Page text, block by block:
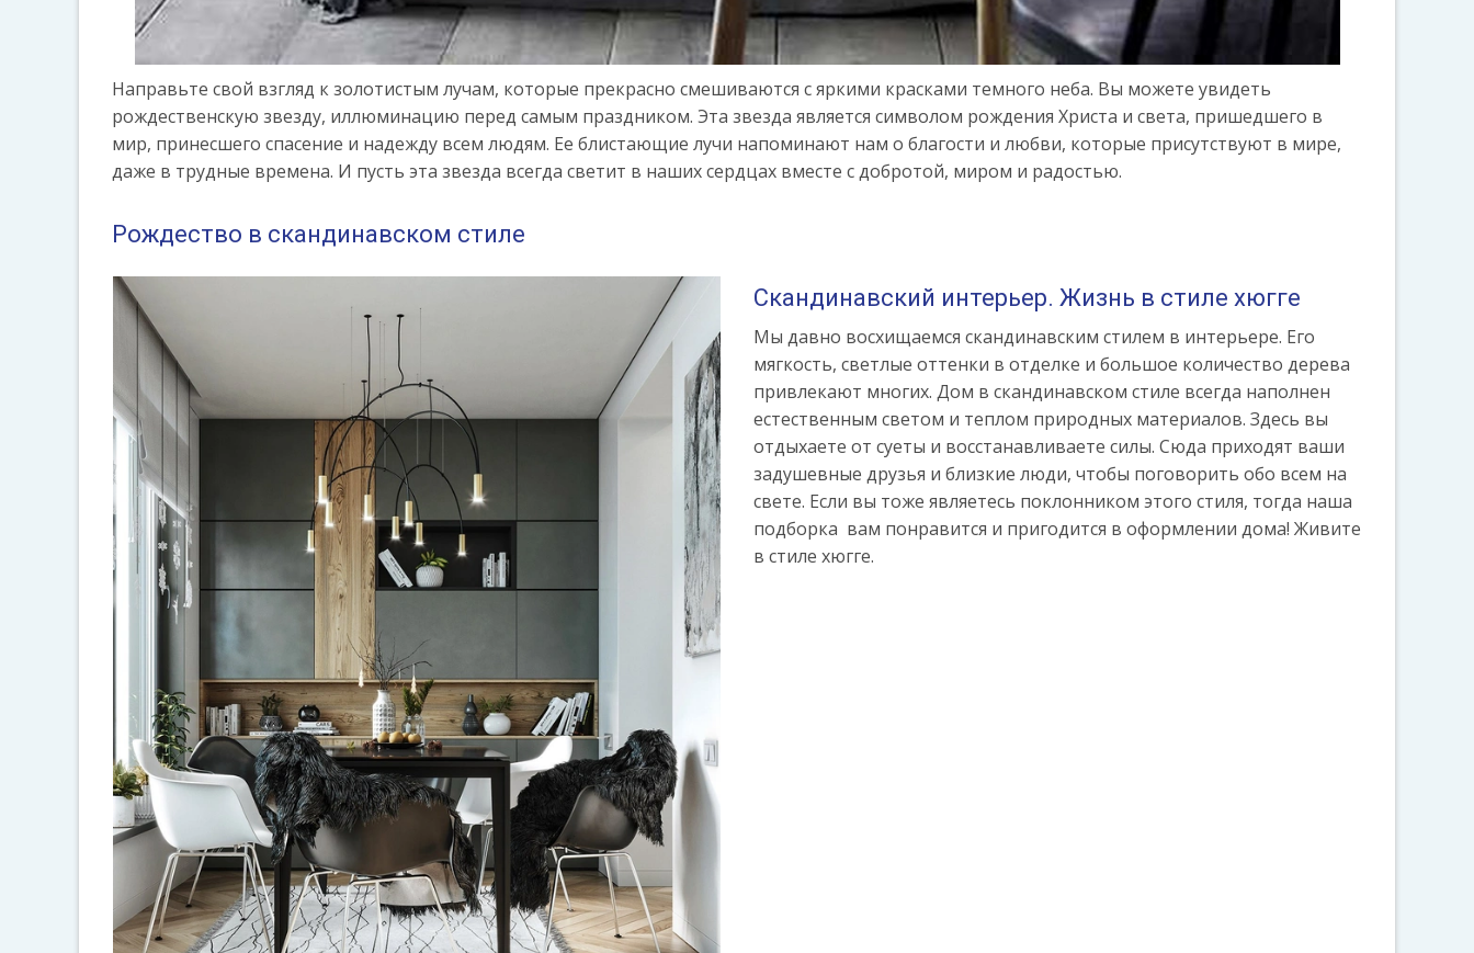
Направьте свой взгляд к золотистым лучам, которые прекрасно смешиваются с яркими красками темного неба. Вы можете увидеть
рождественскую звезду, иллюминацию перед самым праздником. Эта звезда является символом рождения Христа и света, пришедшего в
мир, принесшего спасение и надежду всем людям. Ее блистающие лучи напоминают нам о благости и любви, которые присутствуют в мире,
даже в трудные времена. И пусть эта звезда всегда светит в наших сердцах вместе с добротой, миром и радостью.
Рождество в скандинавском стиле
Скандинавский интерьер. Жизнь в стиле хюгге
Мы давно восхищаемся скандинавским стилем в интерьере. Его
мягкость, светлые оттенки в отделке и большое количество дерева
привлекают многих. Дом в скандинавском стиле всегда наполнен
естественным светом и теплом природных материалов. Здесь вы
отдыхаете от суеты и восстанавливаете силы. Сюда приходят ваши
задушевные друзья и близкие люди, чтобы поговорить обо всем на
свете. Если вы тоже являетесь поклонником этого стиля, тогда наша
подборка вам понравится и пригодится в оформлении дома! Живите
в стиле хюгге.